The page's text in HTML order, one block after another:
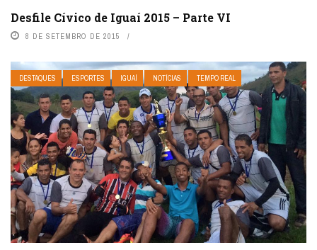
Desfile Cívico de Iguaí 2015 – Parte VI
8 DE SETEMBRO DE 2015
DESTAQUES ESPORTES IGUAÍ NOTÍCIAS TEMPO REAL